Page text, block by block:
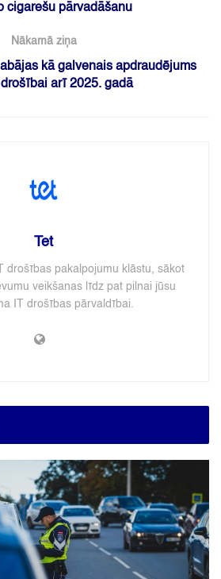
cigarešu pārvadāšanu
Nākamā ziņa
kā galvenais apdraudējums
drošībai arī 2025. gadā
Tet
drošības pakalpojumu klāstu, sākot
veikšanas līdz pat pilnai jūsu
IT drošības pārvaldībai.